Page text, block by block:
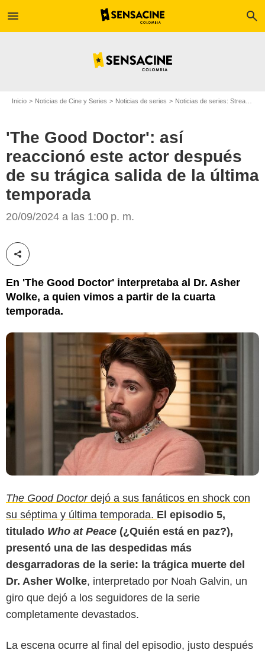
menu search
Inicio Noticias de Cine y Series Noticias de series Noticias de series: Streaming
'The Good Doctor': así
reaccionó este actor después
de su trágica salida de la última
temporada
20/09/2024 a las 1:00 p. m.
Compartir esta noticia
En 'The Good Doctor' interpretaba al Dr. Asher
Wolke, a quien vimos a partir de la cuarta
temporada.
The Good Doctor dejó a sus fanáticos en shock con
su séptima y última temporada. El episodio 5,
titulado Who at Peace (¿Quién está en paz?),
presentó una de las despedidas más
desgarradoras de la serie: la trágica muerte del
Dr. Asher Wolke, interpretado por Noah Galvin, un
giro que dejó a los seguidores de la serie
completamente devastados.
La escena ocurre al final del episodio, justo después